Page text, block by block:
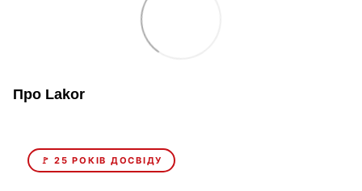
Про Lakor
🚩 25 РОКІВ ДОСВІДУ